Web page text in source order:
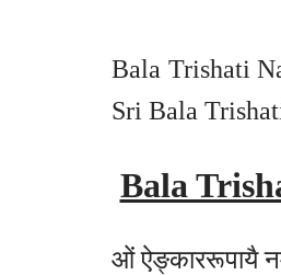
Bala Trishati
Sri Bala
Bala
ओं ऐङ्काररूपायै